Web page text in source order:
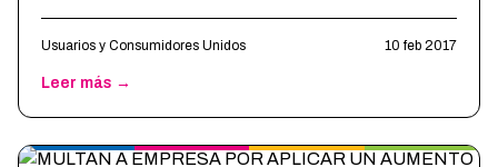
Usuarios y Consumidores Unidos 10 feb 2017
Leer más →